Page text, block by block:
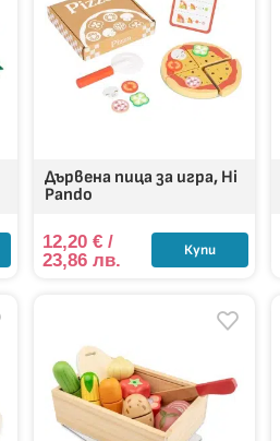
Дървена пица за игра, Hi
Pando
12,20 €/
23,86 лв.
Купи